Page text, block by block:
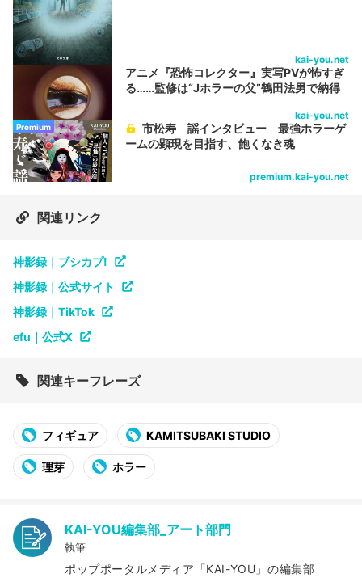
kai-you.net
アニメ『恐怖コレクター』実写PVが怖すぎ
る……監修は“Jホラーの父”鶴田法男で納得
kai-you.net
Premium
市松寿ゞ謡インタビュー 最強ホラーゲ
ームの顕現を目指す、飽くなき魂
premium.kai-you.net
関連リンク
神影録｜ブシカプ!
神影録｜公式サイト
神影録｜TikTok
efu｜公式X
関連キーフレーズ
フィギュア KAMITSUBAKI STUDIO
理芽 ホラー
KAI-YOU編集部_アート部門
執筆
ポップポータルメディア「KAI-YOU」の編集部